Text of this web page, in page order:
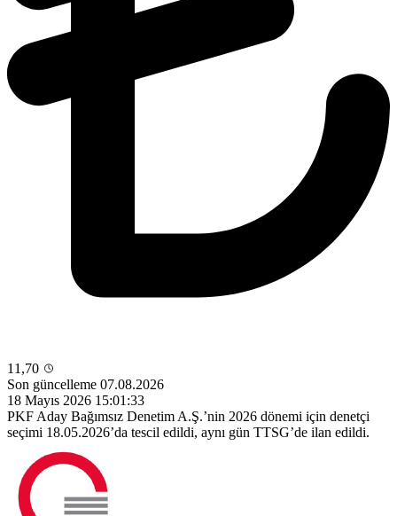
11,70
Son güncelleme 07.08.2026
18 Mayıs 2026 15:01:33
PKF Aday Bağımsız Denetim A.Ş.’nin 2026 dönemi için denetçi
seçimi 18.05.2026’da tescil edildi, aynı gün TTSG’de ilan edildi.